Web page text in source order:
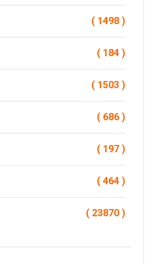
( 1498 )
( 184 )
( 1503 )
( 686 )
( 197 )
( 464 )
( 23870 )